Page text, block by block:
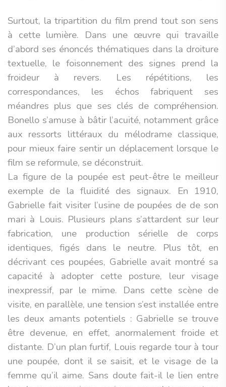
Surtout, la tripartition du film prend tout son sens
à cette lumière. Dans une œuvre qui travaille
d’abord ses énoncés thématiques dans la droiture
textuelle, le foisonnement des signes prend la
froideur à revers. Les répétitions, les
correspondances, les échos fabriquent ses
méandres plus que ses clés de compréhension.
Bonello s’amuse à bâtir l’acuité, notamment grâce
aux ressorts littéraux du mélodrame classique,
pour mieux faire sentir un déplacement lorsque le
film se reformule, se déconstruit.
La figure de la poupée est peut-être le meilleur
exemple de la fluidité des signaux. En 1910,
Gabrielle fait visiter l’usine de poupées de de son
mari à Louis. Plusieurs plans s’attardent sur leur
fabrication, une production sérielle de corps
identiques, figés dans le neutre. Plus tôt, en
décrivant ces poupées, Gabrielle avait montré sa
capacité à adopter cette posture, leur visage
inexpressif, par le mime. Dans cette scène de
visite, en parallèle, une tension s’est installée entre
les deux amants potentiels : Gabrielle se trouve
être devenue, en effet, anormalement froide et
distante. D’un plan furtif, Louis regarde tour à tour
une poupée, dont il se saisit, et le visage de la
femme qu’il aime. Sans doute fait-il le lien entre